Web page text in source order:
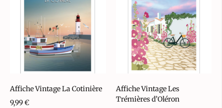
Affiche Vintage La Cotinière
9,99€
Affiche Vintage Les
Trémières d’Oléron